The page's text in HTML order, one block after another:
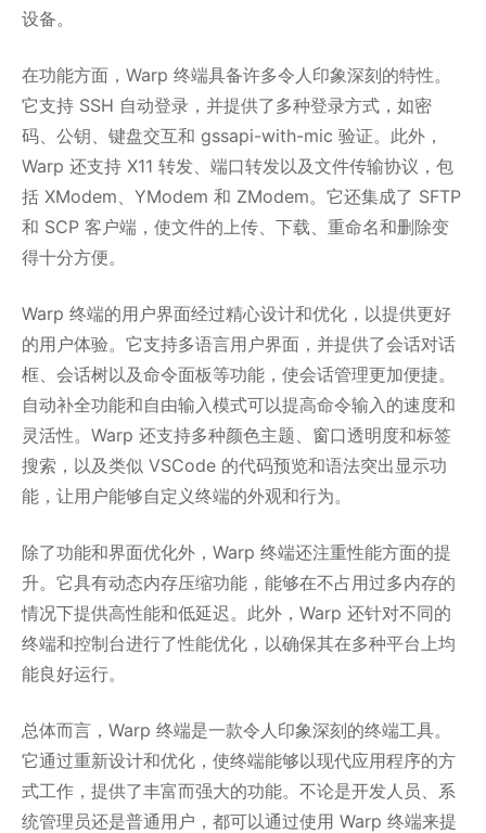
设备。
在功能方面，Warp 终端具备许多令人印象深刻的特性。
它支持 SSH 自动登录，并提供了多种登录方式，如密
码、公钥、键盘交互和 gssapi-with-mic 验证。此外，
Warp 还支持 X11 转发、端口转发以及文件传输协议，包
括 XModem、YModem 和 ZModem。它还集成了 SFTP
和 SCP 客户端，使文件的上传、下载、重命名和删除变
得十分方便。
Warp 终端的用户界面经过精心设计和优化，以提供更好
的用户体验。它支持多语言用户界面，并提供了会话对话
框、会话树以及命令面板等功能，使会话管理更加便捷。
自动补全功能和自由输入模式可以提高命令输入的速度和
灵活性。Warp 还支持多种颜色主题、窗口透明度和标签
搜索，以及类似 VSCode 的代码预览和语法突出显示功
能，让用户能够自定义终端的外观和行为。
除了功能和界面优化外，Warp 终端还注重性能方面的提
升。它具有动态内存压缩功能，能够在不占用过多内存的
情况下提供高性能和低延迟。此外，Warp 还针对不同的
终端和控制台进行了性能优化，以确保其在多种平台上均
能良好运行。
总体而言，Warp 终端是一款令人印象深刻的终端工具。
它通过重新设计和优化，使终端能够以现代应用程序的方
式工作，提供了丰富而强大的功能。不论是开发人员、系
统管理员还是普通用户，都可以通过使用 Warp 终端来提